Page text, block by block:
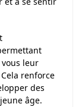
vous leur
renforce
des
âge.